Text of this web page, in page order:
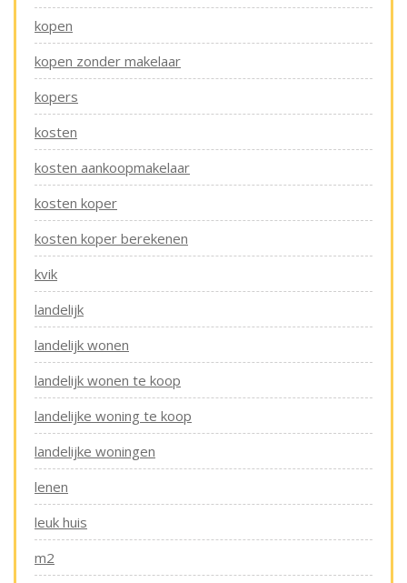
kopen
kopen zonder makelaar
kopers
kosten
kosten aankoopmakelaar
kosten koper
kosten koper berekenen
kvik
landelijk
landelijk wonen
landelijk wonen te koop
landelijke woning te koop
landelijke woningen
lenen
leuk huis
m2